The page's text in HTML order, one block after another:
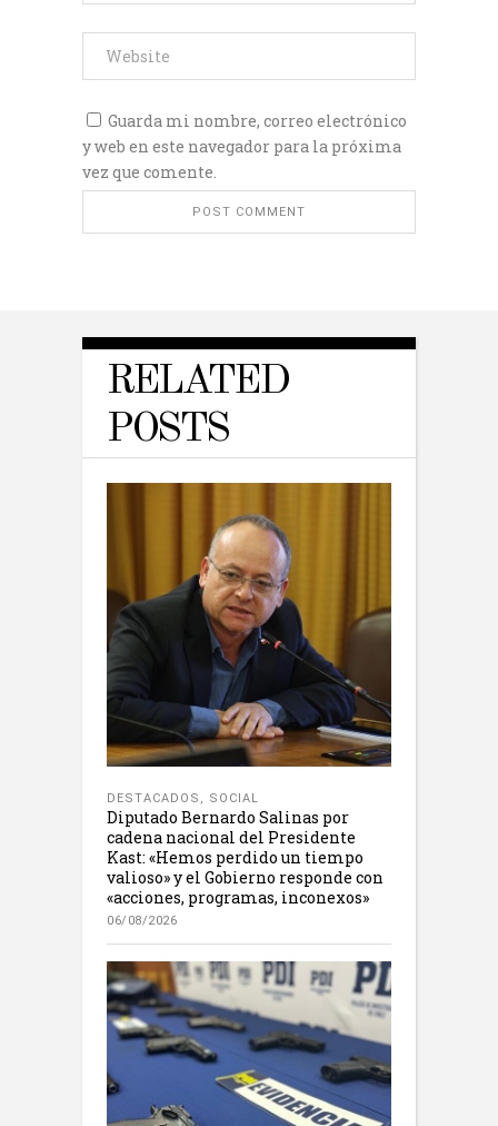
Guarda mi nombre, correo electrónico
y web en este navegador para la próxima
vez que comente.
RELATED
POSTS
DESTACADOS , SOCIAL
Diputado Bernardo Salinas por
cadena nacional del Presidente
Kast: «Hemos perdido un tiempo
valioso» y el Gobierno responde con
«acciones, programas, inconexos»
06/08/2026